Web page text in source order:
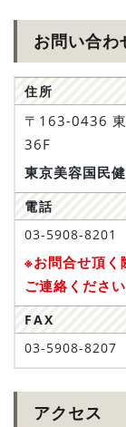
お問い合わ
住所
〒163-0436
36F
東京美容国民
電話
03-5908-8201
※お問合せ頂く
ご連絡ください
FAX
03-5908-8207
アクセス